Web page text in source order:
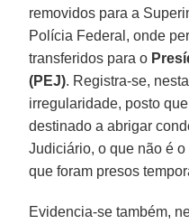
removidos para a
Polícia Federal, onde
transferidos para o
(PEJ). Registra-se,
irregularidade, posto
destinado a abrigar
Judiciário, o que não é
que foram presos
Evidencia-se também,